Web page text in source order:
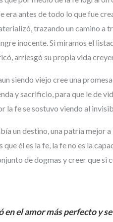
era antes de todo lo que fue
trazando un camino a
inocente. Si miramos el
arriesgó su propia vida
siendo viejo cree una
y sacrificio, para que le de
la fe se sostuvo viendo al
un destino, una patria mejor
que él es la fe, la fe no es la
de dogmas y creer que si
en el amor más perfecto y